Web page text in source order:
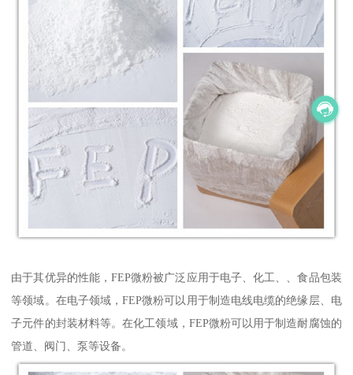
由于其优异的性能，FEP微粉被广泛应用于电子、化工、、食品包装
等领域。在电子领域，FEP微粉可以用于制造电线电缆的绝缘层、电
子元件的封装材料等。在化工领域，FEP微粉可以用于制造耐腐蚀的
管道、阀门、泵等设备。